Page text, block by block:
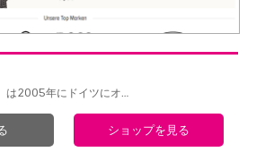
は2005年にドイツにオ…
ショップを見る